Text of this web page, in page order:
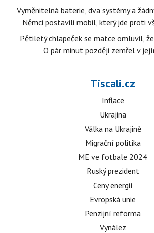
Vyměnitelná baterie, dva systémy a
Němci postavili mobil, který jde proti
Pětiletý chlapeček se matce omluvil,
O pár minut později zemřel v
Tiscali.cz
Inflace
Ukrajina
Válka na Ukrajině
Migrační politika
ME ve fotbale 2024
Ruský prezident
Ceny energií
Evropská unie
Penzijní reforma
Vynález